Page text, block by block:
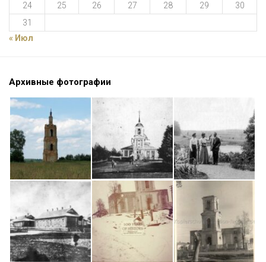
24
25 26 27 28 29
30
31
« Июл
Архивные фотографии